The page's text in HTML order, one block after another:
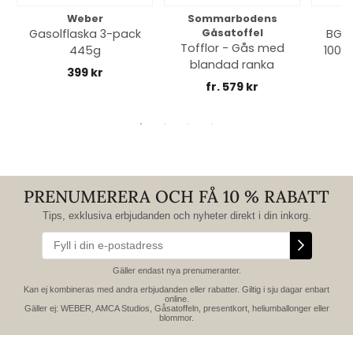
Weber
Gasolflaska 3-pack
445g
399 kr
Sommarbodens
Gåsatoffel
Tofflor - Gås med
blandad ranka
fr. 579 kr
PRENUMERERA OCH FÅ 10 % RABATT
Tips, exklusiva erbjudanden och nyheter direkt i din inkorg.
Gäller endast nya prenumeranter.
Kan ej kombineras med andra erbjudanden eller rabatter. Giltig i sju dagar enbart
online.
Gäller ej: WEBER, AMCA Studios, Gåsatoffeln, presentkort, heliumballonger eller
blommor.